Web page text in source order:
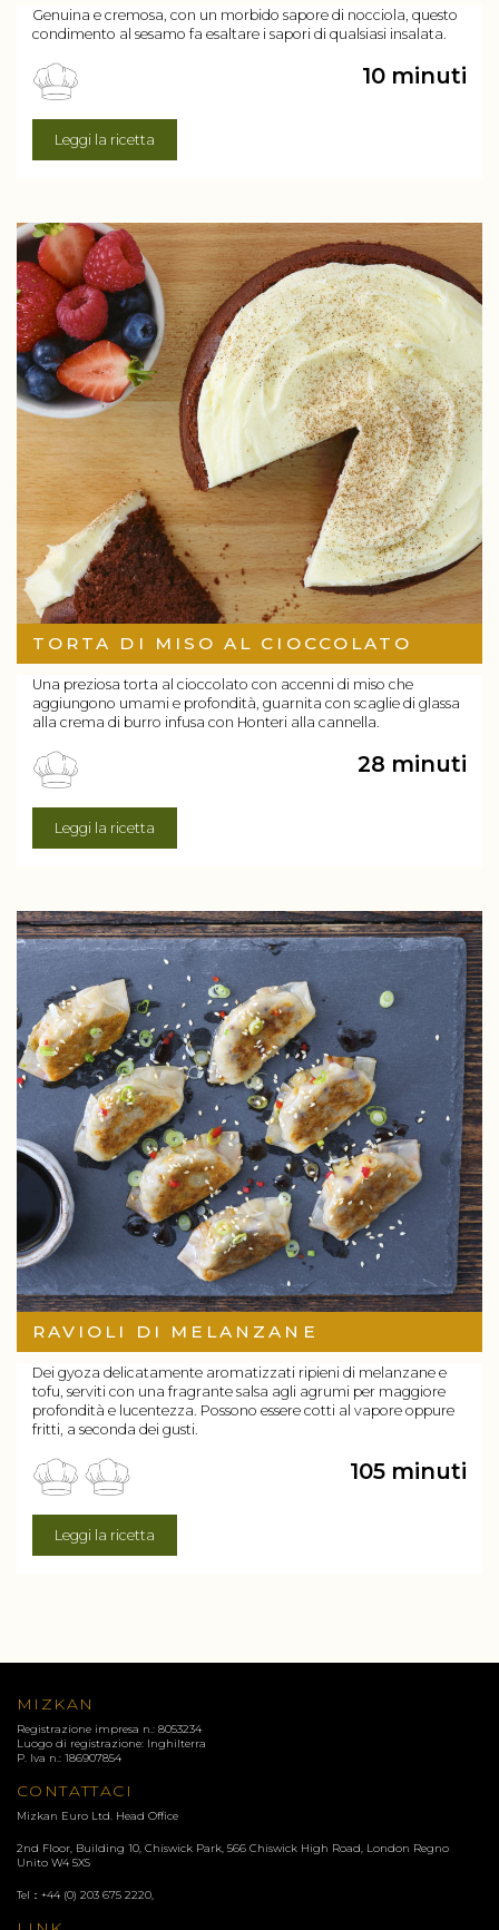
Genuina e cremosa, con un morbido sapore di nocciola, questo
condimento al sesamo fa esaltare i sapori di qualsiasi insalata.
10 minuti
Leggi la ricetta
TORTA DI MISO AL CIOCCOLATO
Una preziosa torta al cioccolato con accenni di miso che
aggiungono umami e profondità, guarnita con scaglie di glassa
alla crema di burro infusa con Honteri alla cannella.
28 minuti
Leggi la ricetta
RAVIOLI DI MELANZANE
Dei gyoza delicatamente aromatizzati ripieni di melanzane e
tofu, serviti con una fragrante salsa agli agrumi per maggiore
profondità e lucentezza. Possono essere cotti al vapore oppure
fritti, a seconda dei gusti.
105 minuti
Leggi la ricetta
MIZKAN
Registrazione impresa n.: 8053234
Luogo di registrazione: Inghilterra
P. Iva n.: 186907854
CONTATTACI
Mizkan Euro Ltd. Head Office
2nd Floor, Building 10, Chiswick Park, 566 Chiswick High Road, London Regno
Unito W4 5XS
Tel： +44 (0) 203 675 2220